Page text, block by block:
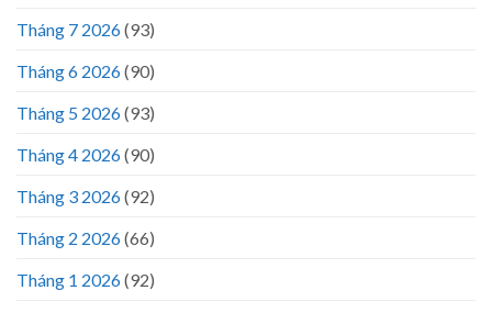
Tháng 7 2026(93)
Tháng 6 2026(90)
Tháng 5 2026(93)
Tháng 4 2026(90)
Tháng 3 2026(92)
Tháng 2 2026(66)
Tháng 1 2026(92)